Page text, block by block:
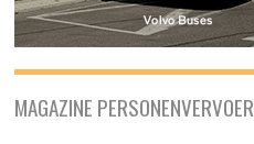
MAGAZINE PERSONENVERVOER